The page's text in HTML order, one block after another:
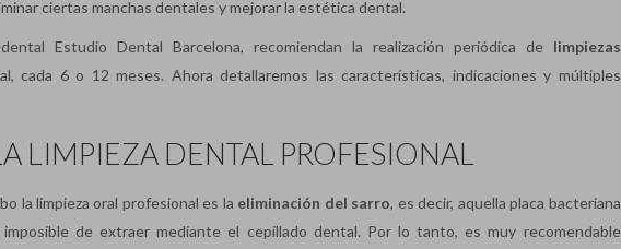
ciertas manchas dentales y mejorar la estética dental.
Estudio Dental Barcelona, recomiendan la realización periódica de limpiezas
cada 6 o 12 meses. Ahora detallaremos las características, indicaciones y múltiples
LIMPIEZA DENTAL PROFESIONAL
la limpieza oral profesional es la eliminación del sarro, es decir, aquella placa bacteriana
de extraer mediante el cepillado dental. Por lo tanto, es muy recomendable